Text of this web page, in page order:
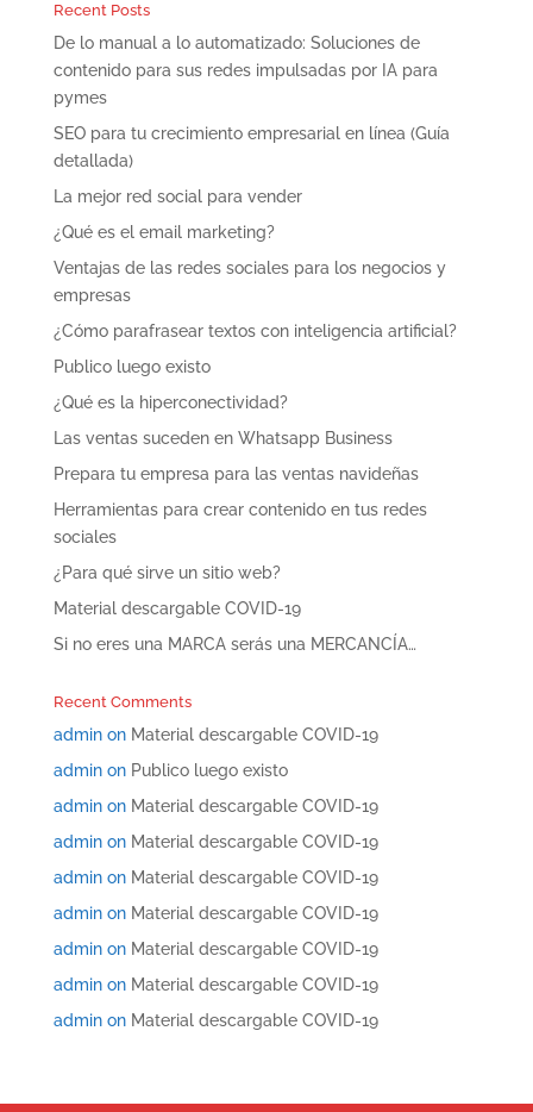
Recent Posts
De lo manual a lo automatizado: Soluciones de
contenido para sus redes impulsadas por IA para
pymes
SEO para tu crecimiento empresarial en línea (Guía
detallada)
La mejor red social para vender
¿Qué es el email marketing?
Ventajas de las redes sociales para los negocios y
empresas
¿Cómo parafrasear textos con inteligencia artificial?
Publico luego existo
¿Qué es la hiperconectividad?
Las ventas suceden en Whatsapp Business
Prepara tu empresa para las ventas navideñas
Herramientas para crear contenido en tus redes
sociales
¿Para qué sirve un sitio web?
Material descargable COVID-19
Si no eres una MARCA serás una MERCANCÍA…
Recent Comments
adminon Material descargable COVID-19
adminon Publico luego existo
adminon Material descargable COVID-19
adminon Material descargable COVID-19
adminon Material descargable COVID-19
adminon Material descargable COVID-19
adminon Material descargable COVID-19
adminon Material descargable COVID-19
adminon Material descargable COVID-19